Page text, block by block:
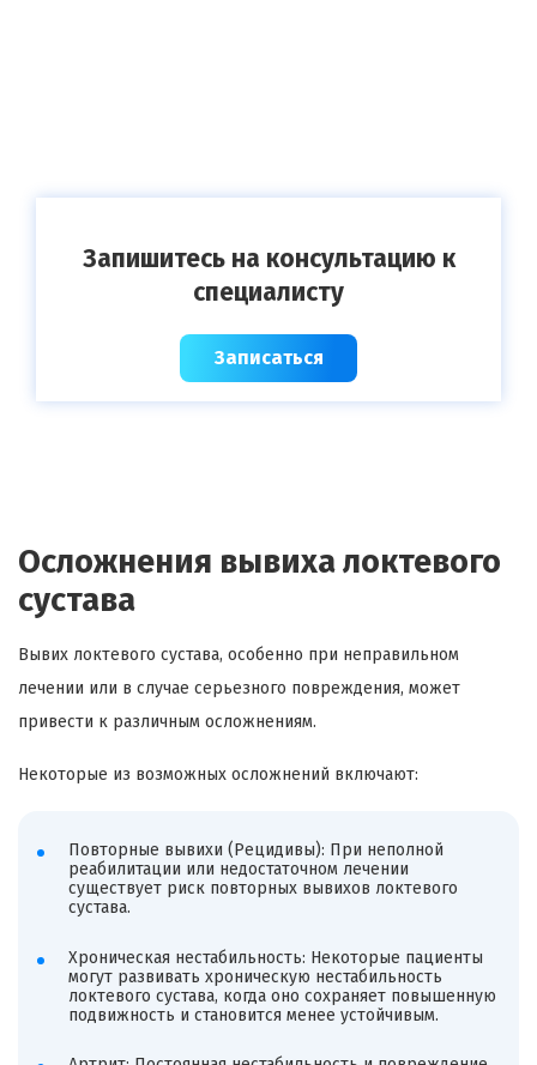
Запишитесь на консультацию к
специалисту
Записаться
Осложнения вывиха локтевого
сустава
Вывих локтевого сустава, особенно при неправильном
лечении или в случае серьезного повреждения, может
привести к различным осложнениям.
Некоторые из возможных осложнений включают:
Повторные вывихи (Рецидивы): При неполной
реабилитации или недостаточном лечении
существует риск повторных вывихов локтевого
сустава.
Хроническая нестабильность: Некоторые пациенты
могут развивать хроническую нестабильность
локтевого сустава, когда оно сохраняет повышенную
подвижность и становится менее устойчивым.